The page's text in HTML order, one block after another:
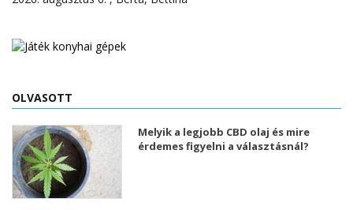
OLVASOTT
Melyik a legjobb CBD olaj és mire
érdemes figyelni a választásnál?